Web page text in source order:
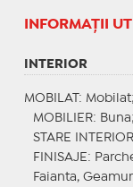
INFORMAŢII
INTERIOR
MOBILAT : Mobilat;
MOBILIER: Buna;
STARE INTERIOR
FINISAJE :
Faianta,